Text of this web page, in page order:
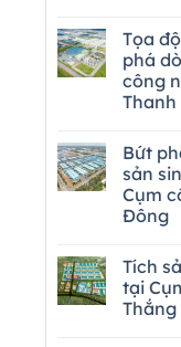
Tọa
phá
công
Thanh
Bứt
sản
Cụm
Đông
Tích
tại
Thắng